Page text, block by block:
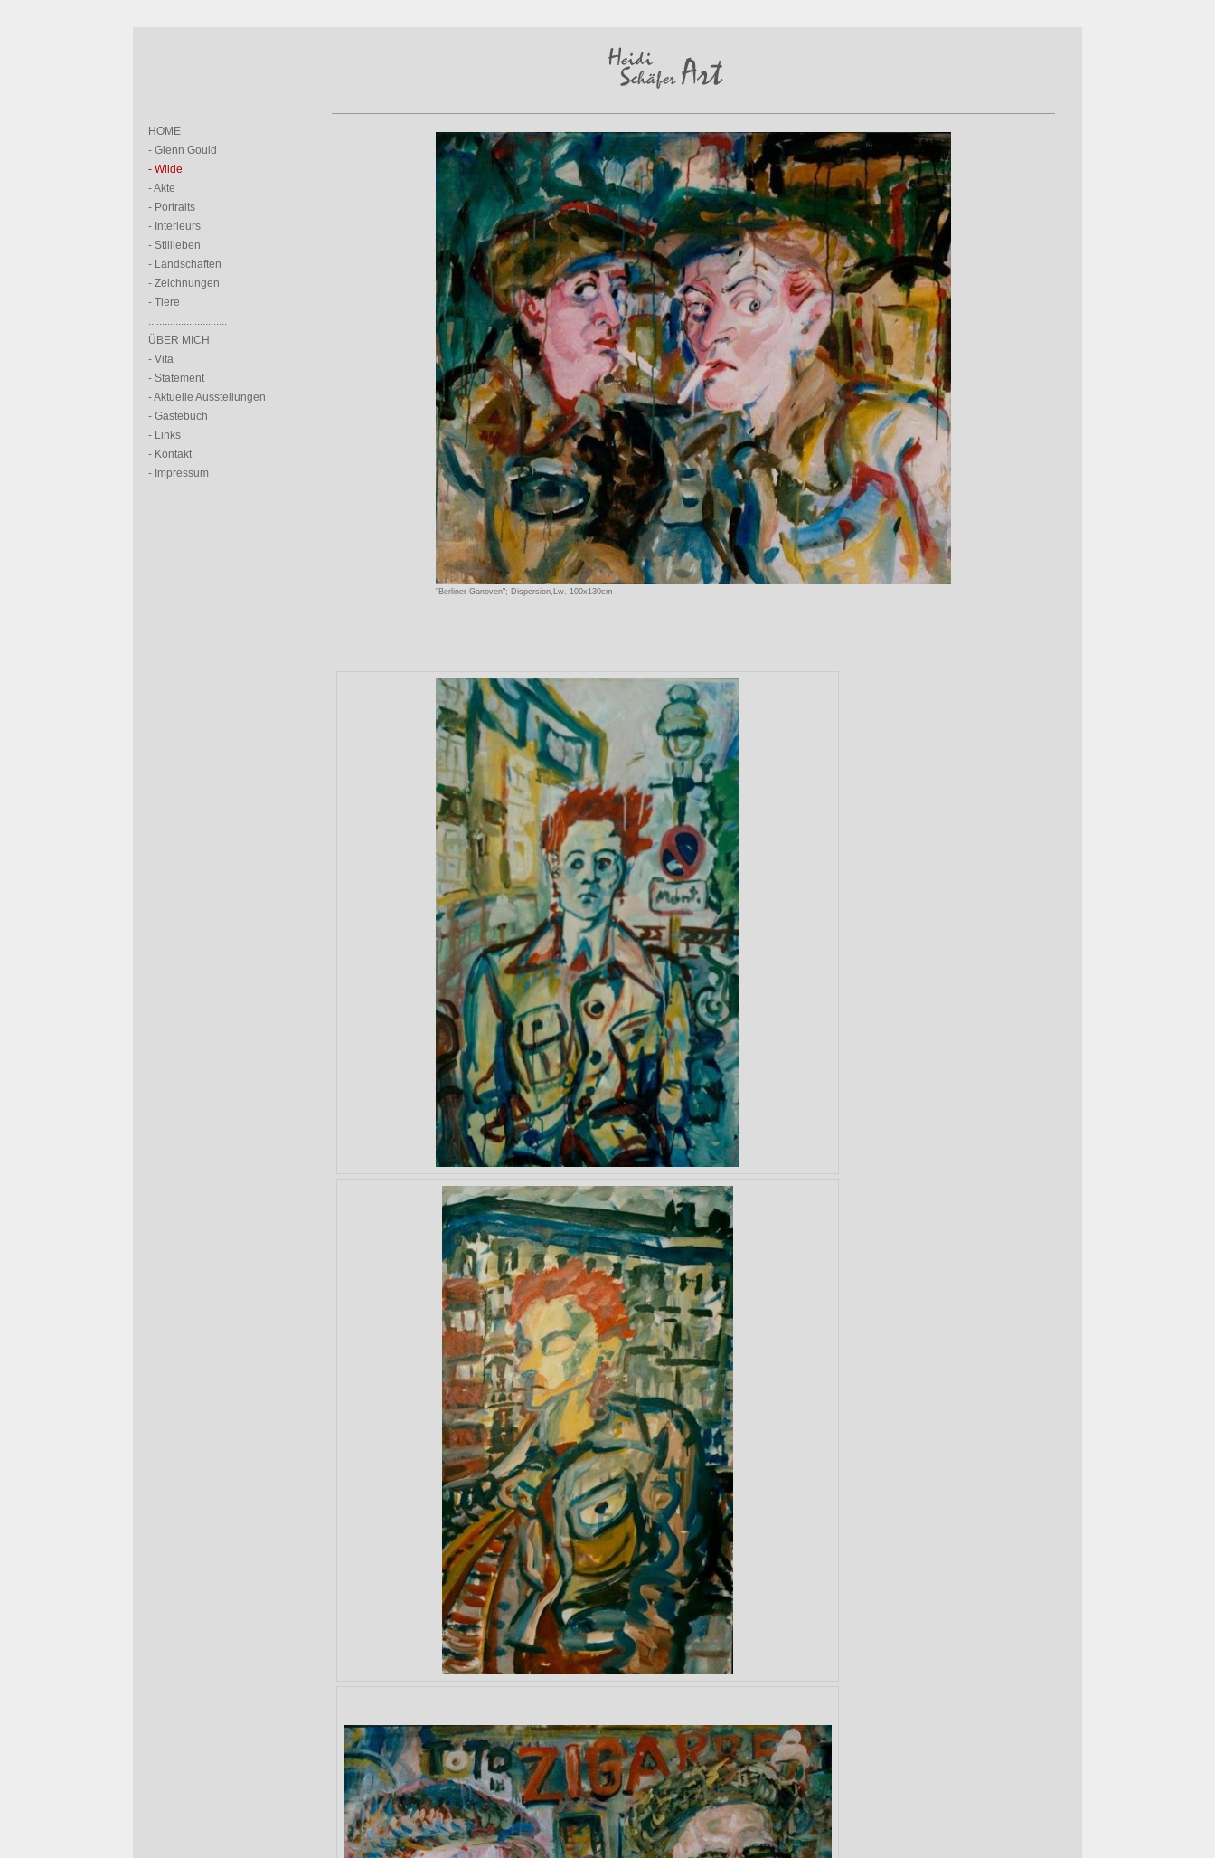
HOME
- Glenn Gould
- Wilde
- Akte
- Portraits
- Interieurs
- Stillleben
- Landschaften
- Zeichnungen
- Tiere
.............................
ÜBER MICH
- Vita
- Statement
- Aktuelle Ausstellungen
- Gästebuch
- Links
- Kontakt
- Impressum
"Berliner Ganoven"; Dispersion,Lw. 100x130cm